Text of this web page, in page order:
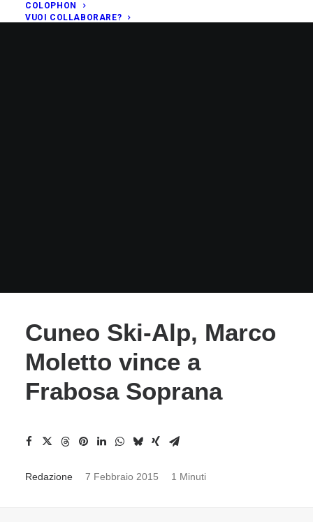
COLOPHON
VUOI COLLABORARE?
Cuneo Ski-Alp, Marco
Moletto vince a
Frabosa Soprana
Redazione 7 Febbraio 2015 1 Minuti